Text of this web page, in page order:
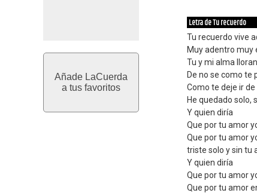
Añade LaCuerda
a tus favoritos
Letra de Tu recuerdo
Tu recuerdo vive
Muy adentro muy
Tu y mi alma
De no se como te
Como te deje ir de
He quedado solo,
Y quien diría
Que por tu amor
Que por tu amor
triste solo y sin tu
Y quien diría
Que por tu amor
Que por tu amor